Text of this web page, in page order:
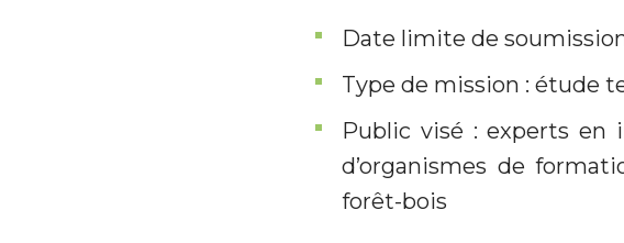
Date limite de
Type de mission : étude
Public visé : experts en
d’organismes de
forêt-bois